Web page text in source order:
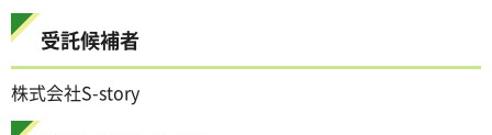
受託候補者
株式会社S-story